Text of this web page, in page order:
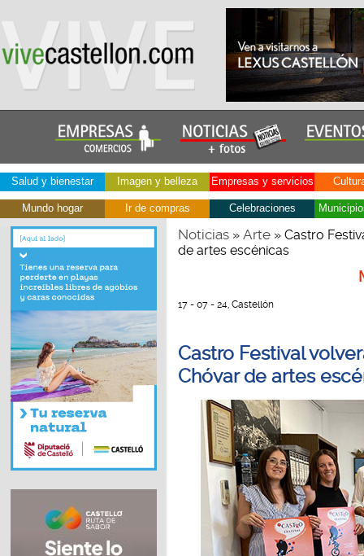
Salud y bienestar Imagen y belleza Empresas y servicios
Mundo hogar Ir de compras Celebraciones
Noticias» Arte» Castro
de artes escénicas
17 - 07 - 24, Castellón
Castro Festival
Chóvar de artes